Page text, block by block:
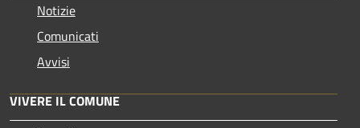
Notizie
Comunicati
Avvisi
VIVERE IL COMUNE